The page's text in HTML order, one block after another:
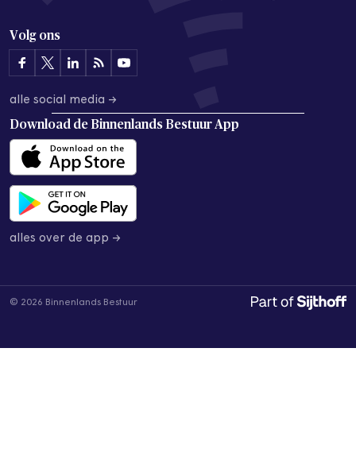
Volg ons
alle social media →
Download de Binnenlands Bestuur App
alles over de app →
© 2026 Binnenlands Bestuur